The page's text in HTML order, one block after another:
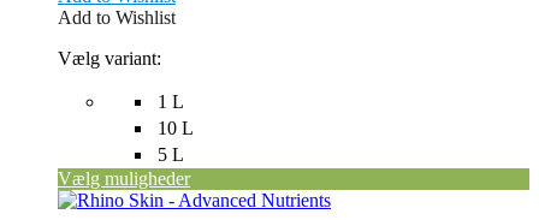
1 L
10 L
5 L
Vælg variant:
Vælg muligheder
på
Add to Wishlist
Dette